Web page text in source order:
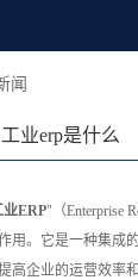
闻
工业erp是什么
业ERP"（Enterprise
用。它是一种集成
高企业的运营效率